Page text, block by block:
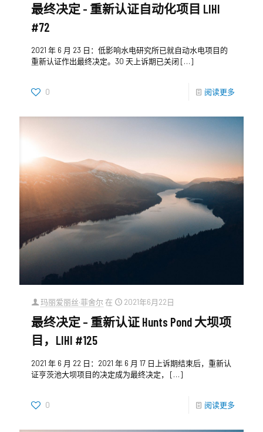
最终决定 - 重新认证自动化项目 LIHI
#72
2021 年 6 月 23 日：低影响水电研究所已就自动水电项目的
重新认证作出最终决定。30 天上诉期已关闭 […]
0 阅读更多
玛丽爱丽丝·菲舍尔 在 2021年6月22日
最终决定 – 重新认证 Hunts Pond 大坝项
目，LIHI #125
2021 年 6 月 22 日：2021 年 6 月 17 日上诉期结束后，重新认
证亨茨池大坝项目的决定成为最终决定，
[…]
0 阅读更多